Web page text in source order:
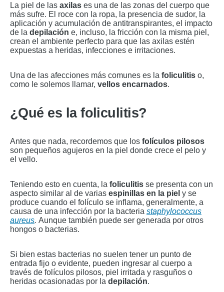
La piel de las axilas es una de las zonas del cuerpo que
más sufre. El roce con la ropa, la presencia de sudor, la
aplicación y acumulación de antitranspirantes, el impacto
de la depilación e, incluso, la fricción con la misma piel,
crean el ambiente perfecto para que las axilas estén
expuestas a heridas, infecciones e irritaciones.
Una de las afecciones más comunes es la foliculitis o,
como le solemos llamar, vellos encarnados.
¿Qué es la foliculitis?
Antes que nada, recordemos que los folículos pilosos
son pequeños agujeros en la piel donde crece el pelo y
el vello.
Teniendo esto en cuenta, la foliculitis se presenta con un
aspecto similar al de varias espinillas en la piel y se
produce cuando el folículo se inflama, generalmente, a
causa de una infección por la bacteria staphylococcus
aureus. Aunque también puede ser generada por otros
hongos o bacterias.
Si bien estas bacterias no suelen tener un punto de
entrada fijo o evidente, pueden ingresar al cuerpo a
través de folículos pilosos, piel irritada y rasguños o
heridas ocasionadas por la depilación.